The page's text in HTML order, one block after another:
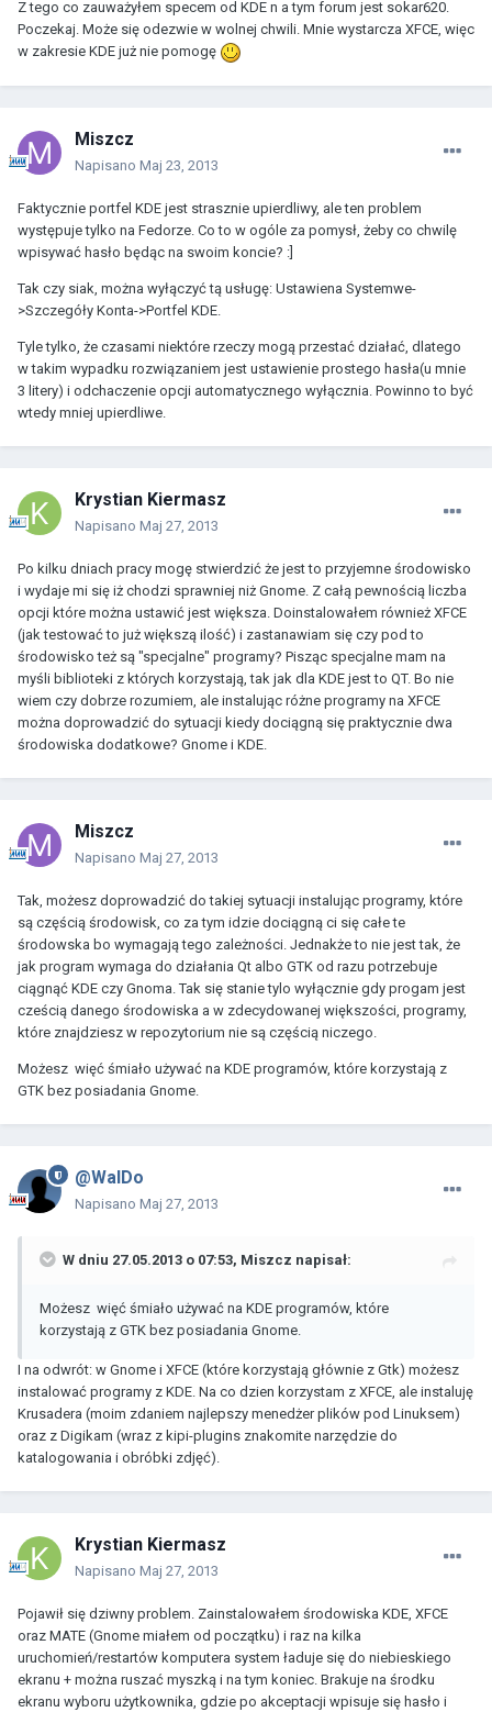
Z tego co zauważyłem specem od KDE n a tym forum jest sokar620.
Poczekaj. Może się odezwie w wolnej chwili. Mnie wystarcza XFCE, więc
w zakresie KDE już nie pomogę
Miszcz
Napisano Maj 23, 2013
Faktycznie portfel KDE jest strasznie upierdliwy, ale ten problem
występuje tylko na Fedorze. Co to w ogóle za pomysł, żeby co chwilę
wpisywać hasło będąc na swoim koncie? :]
Tak czy siak, można wyłączyć tą usługę: Ustawiena Systemwe-
>Szczegóły Konta->Portfel KDE.
Tyle tylko, że czasami niektóre rzeczy mogą przestać działać, dlatego
w takim wypadku rozwiązaniem jest ustawienie prostego hasła(u mnie
3 litery) i odchaczenie opcji automatycznego wyłącznia. Powinno to być
wtedy mniej upierdliwe.
Krystian Kiermasz
Napisano Maj 27, 2013
Po kilku dniach pracy mogę stwierdzić że jest to przyjemne środowisko
i wydaje mi się iż chodzi sprawniej niż Gnome. Z całą pewnością liczba
opcji które można ustawić jest większa. Doinstalowałem również XFCE
(jak testować to już większą ilość) i zastanawiam się czy pod to
środowisko też są "specjalne" programy? Pisząc specjalne mam na
myśli biblioteki z których korzystają, tak jak dla KDE jest to QT. Bo nie
wiem czy dobrze rozumiem, ale instalując różne programy na XFCE
można doprowadzić do sytuacji kiedy dociągną się praktycznie dwa
środowiska dodatkowe? Gnome i KDE.
Miszcz
Napisano Maj 27, 2013
Tak, możesz doprowadzić do takiej sytuacji instalując programy, które
są częścią środowisk, co za tym idzie dociągną ci się całe te
środowska bo wymagają tego zależności. Jednakże to nie jest tak, że
jak program wymaga do działania Qt albo GTK od razu potrzebuje
ciągnąć KDE czy Gnoma. Tak się stanie tylo wyłącznie gdy progam jest
cześcią danego środowiska a w zdecydowanej większości, programy,
które znajdziesz w repozytorium nie są częścią niczego.
Możesz więć śmiało używać na KDE programów, które korzystają z
GTK bez posiadania Gnome.
@WalDo
Napisano Maj 27, 2013
W dniu 27.05.2013 o 07:53, Miszcz napisał:
Możesz więć śmiało używać na KDE programów, które
korzystają z GTK bez posiadania Gnome.
I na odwrót: w Gnome i XFCE (które korzystają głównie z Gtk) możesz
instalować programy z KDE. Na co dzien korzystam z XFCE, ale instaluję
Krusadera (moim zdaniem najlepszy menedżer plików pod Linuksem)
oraz z Digikam (wraz z kipi-plugins znakomite narzędzie do
katalogowania i obróbki zdjęć).
Krystian Kiermasz
Napisano Maj 27, 2013
Pojawił się dziwny problem. Zainstalowałem środowiska KDE, XFCE
oraz MATE (Gnome miałem od początku) i raz na kilka
uruchomień/restartów komputera system ładuje się do niebieskiego
ekranu + można ruszać myszką i na tym koniec. Brakuje na środku
ekranu wyboru użytkownika, gdzie po akceptacji wpisuje się hasło i